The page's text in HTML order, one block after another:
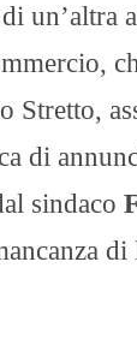
un’altra
Stretto,
di
sindaco